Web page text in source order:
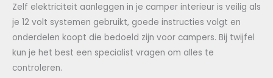
Zelf elektriciteit aanleggen in je camper interieur is veilig als
je 12 volt systemen gebruikt, goede instructies volgt en
onderdelen koopt die bedoeld zijn voor campers. Bij twijfel
kun je het best een specialist vragen om alles te
controleren.